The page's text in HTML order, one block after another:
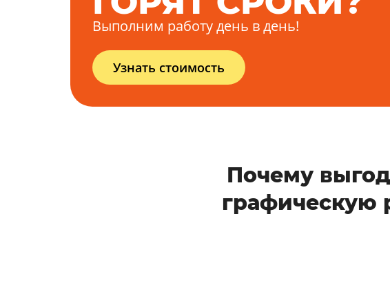
Выполним работу день в день!
Узнать стоимость
Почему
графическую